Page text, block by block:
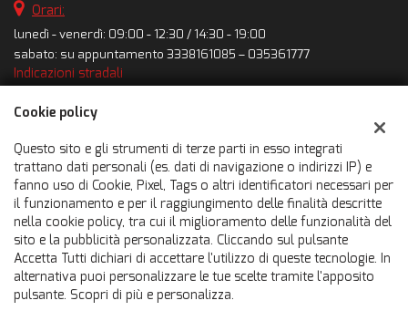
Orari:
lunedì - venerdì: 09:00 - 12:30 / 14:30 - 19:00
sabato: su appuntamento 3338161085 – 035361777
Indicazioni stradali
Emmeti Automobili Srl
Via Marconi, 127, Ranica (BG)
C.F/P.IVA:03091460166
Registro delle imprese: BG
REA: BG-348547
Capitale sociale: €30.000,00 i.v.
Cookie policy
Questo sito e gli strumenti di terze parti in esso integrati
trattano dati personali (es. dati di navigazione o indirizzi IP) e
fanno uso di Cookie, Pixel, Tags o altri identificatori necessari per
il funzionamento e per il raggiungimento delle finalità descritte
nella cookie policy, tra cui il miglioramento delle funzionalità del
sito e la pubblicità personalizzata. Cliccando sul pulsante
Accetta Tutti dichiari di accettare l'utilizzo di queste tecnologie. In
alternativa puoi personalizzare le tue scelte tramite l'apposito
pulsante. Scopri di più e personalizza.